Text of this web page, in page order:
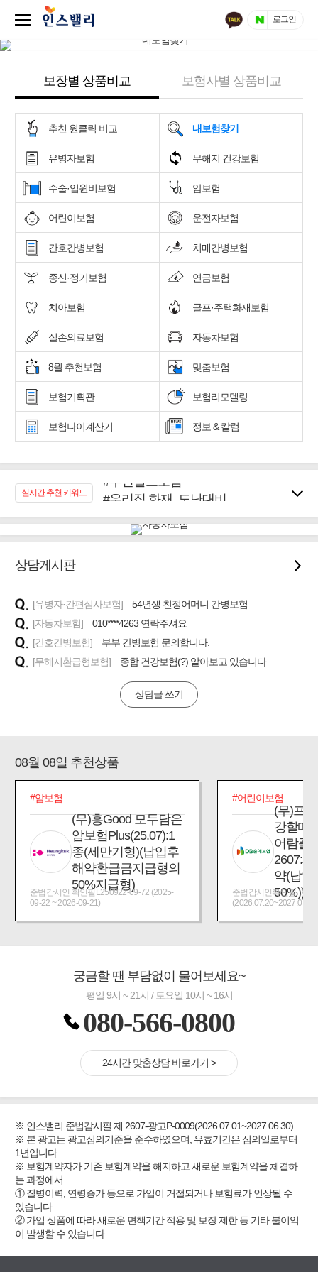
로그인
보장별 상품비교 보험사별 상품비교
추천 원클릭 비교 내보험찾기
유병자보험 무해지 건강보험
수술·입원비보험 암보험
어린이보험 운전자보험
간호간병보험 치매간병보험
종신·정기보험 연금보험
치아보험 골프·주택화재보험
실손의료보험 자동차보험
8월 추천보험 맞춤보험
보험기획관 보험리모델링
보험나이계산기 정보 & 칼럼
실시간 추천 키워드
#우리집 화재, 도난대비
#임플란트, 치아치료보장
#무해지 건강보험
#바뀌기전에 4세대 가입
상담게시판
[유병자·간편심사보험]
54년생 친정어머니 간병보험
[자동차보험]
010****4263 연락주셔요
[간호간병보험]
부부 간병보험 문의합니다.
[무해지환급형보험]
종합 건강보험(?) 알아보고 있습니다
상담글 쓰기
08월 08일 추천상품
#암보험
(무)흥Good 모두담은
암보험Plus(25.07):1
종(세만기형)(납입후
해약환급금지급형의
50%지급형)
준법감시인 확인필L250922-09-72 (2025-
09-22 ~ 2026-09-21)
#어린이보험
(무)프
강할때
어람플
2607:
약(납입
50%))
준법감시인확인필_제
궁금할 땐 부담없이 물어보세요~
평일 9시 ~ 21시 / 토요일 10시 ~ 16시
080-566-0800
24시간 맞춤상담 바로가기 >
※ 인스밸리 준법감시필 제 2607-광고P-0009(2026.07.01~2027.06.30)
※ 본 광고는 광고심의기준을 준수하였으며, 유효기간은 심의일로부터
1년입니다.
※ 보험계약자가 기존 보험계약을 해지하고 새로운 보험계약을 체결하
는 과정에서
① 질병이력, 연령증가 등으로 가입이 거절되거나 보험료가 인상될 수
있습니다.
② 가입 상품에 따라 새로운 면책기간 적용 및 보장 제한 등 기타 불이익
이 발생할 수 있습니다.